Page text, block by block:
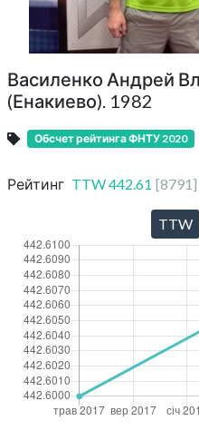
Василенко Андрей
(Енакиево). 1982
Обсчет рейтинга ФНТУ 2020
Рейтинг TTW442.61 [8791 ]
TTW